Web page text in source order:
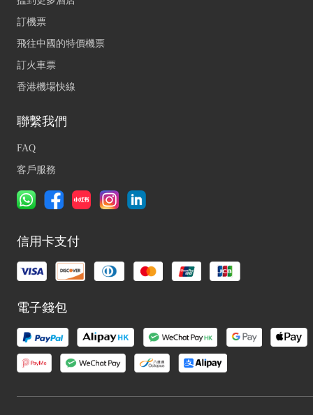
訂機票
飛往中國的特價機票
訂火車票
香港機場快線
聯繫我們
FAQ
客戶服務
信用卡支付
電子錢包